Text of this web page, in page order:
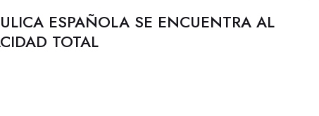
ESPAÑOLA SE ENCUENTRA AL
TOTAL